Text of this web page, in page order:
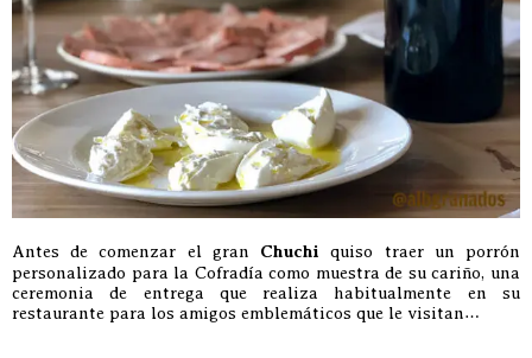
Antes de comenzar el gran Chuchi quiso traer un porrón
personalizado para la Cofradía como muestra de su cariño, una
ceremonia de entrega que realiza habitualmente en su
restaurante para los amigos emblemáticos que le visitan…